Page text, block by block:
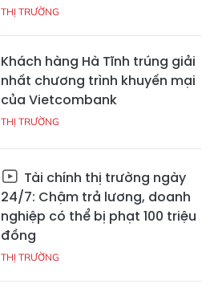
THỊ TRƯỜNG
Khách hàng Hà Tĩnh trúng giải
nhất chương trình khuyến mại
của Vietcombank
THỊ TRƯỜNG
Tài chính thị trường ngày
24/7: Chậm trả lương, doanh
nghiệp có thể bị phạt 100 triệu
đồng
THỊ TRƯỜNG